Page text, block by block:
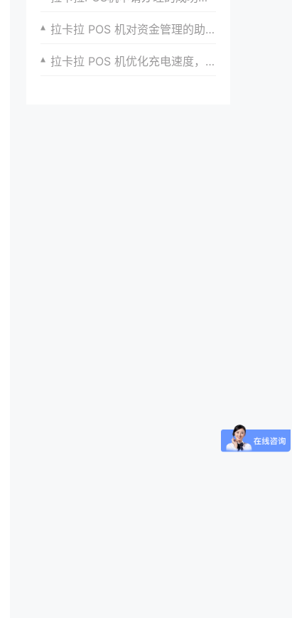
拉卡拉 POS 机对资金管理的助力
拉卡拉 POS 机优化充电速度，快速回血继续收款